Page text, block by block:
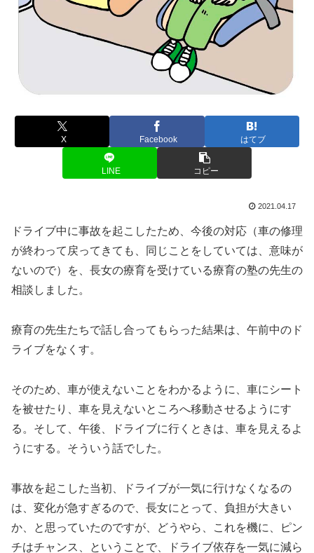
X Facebook はてブ
LINE コピー
2021.04.17
ドライブ中に事故を起こしたため、今後の対応（車の修理
が終わって戻ってきても、同じことをしていては、意味が
ないので）を、長女の療育を受けている療育の塾の先生の
相談しました。
療育の先生たちで話し合ってもらった結果は、午前中のド
ライブをなくす。
そのため、車が使えないことをわかるように、車にシート
を被せたり、車を見えないところへ移動させるようにす
る。そして、午後、ドライブに行くときは、車を見えるよ
うにする。そういう話でした。
事故を起こした当初、ドライブが一気に行けなくなるの
は、変化が急すぎるので、長女にとって、負担が大きい
か、と思っていたのですが、どうやら、これを機に、ピン
チはチャンス、ということで、ドライブ依存を一気に減ら